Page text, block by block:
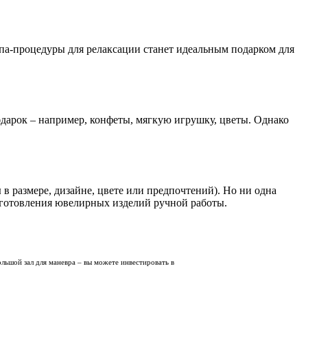
процедуры для релаксации станет идеальным подарком для
– например, конфеты, мягкую игрушку, цветы. Однако
размере, дизайне, цвете или предпочтений). Но ни одна
ювелирных изделий ручной работы.
зал для маневра – вы можете инвестировать в